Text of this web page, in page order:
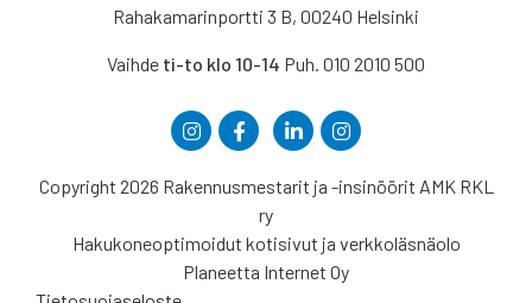
Rahakamarinportti 3 B, 00240 Helsinki
Vaihde ti-to klo 10-14 Puh. 010 2010 500
Copyright 2026 Rakennusmestarit ja -insinöörit AMK RKL
ry
Hakukoneoptimoidut kotisivut ja verkkoläsnäolo
Planeetta Internet Oy